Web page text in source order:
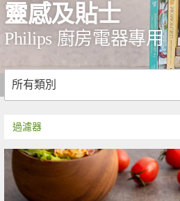
靈感及貼士
Philips 廚房電器專用
過濾器